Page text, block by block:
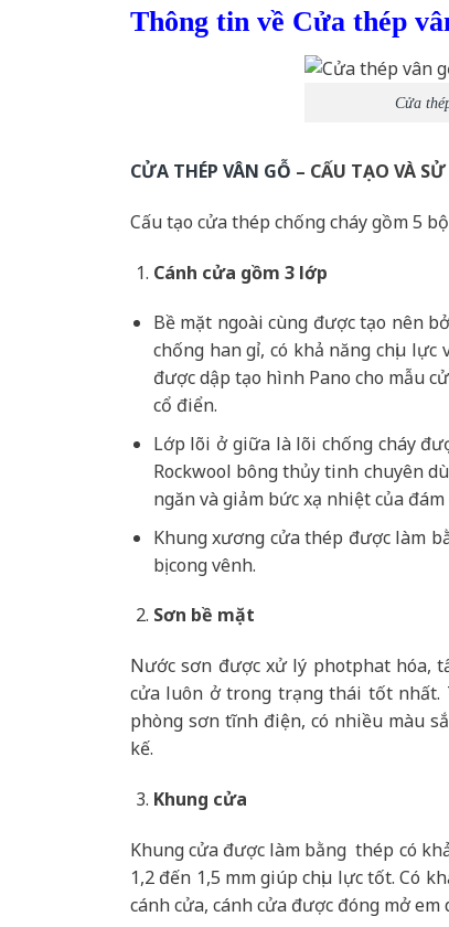
Thông tin về Cửa thép
Cửa
CỬA THÉP VÂN GỖ – CẤU TẠO VÀ
Cấu tạo cửa thép chống cháy gồm 5
Cánh cửa gồm 3 lớp
Bề mặt ngoài cùng được tạo nên
chống han gỉ, có khả năng chịu
được dập tạo hình Pano cho mẫu
cổ điển.
Lớp lõi ở giữa là lõi chống cháy
Rockwool bông thủy tinh chuyên
ngăn và giảm bức xạ nhiệt của
Khung xương cửa thép được làm
bị cong vênh.
Sơn bề mặt
Nước sơn được xử lý photphat hóa,
cửa luôn ở trong trạng thái tốt nhất.
phòng sơn tĩnh điện, có nhiều màu
kế.
Khung cửa
Khung cửa được làm bằng thép có
1,2 đến 1,5 mm giúp chịu lực tốt. Có
cánh cửa, cánh cửa được đóng mở em